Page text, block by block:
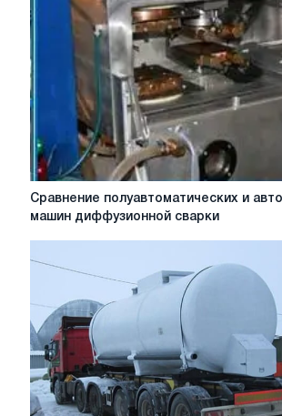
лист
выбора
снабженца
Сравнение
полуавтоматических
машин
диффузионной
сварки
Сравнение полуавтоматических и
машин диффузионной сварки